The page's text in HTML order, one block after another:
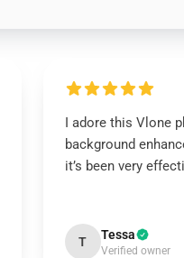
I adore this Vlone
background
it’s been very
T Tessa
Verified owner